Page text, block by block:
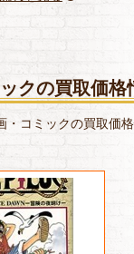
クの買取価格
・コミックの買取